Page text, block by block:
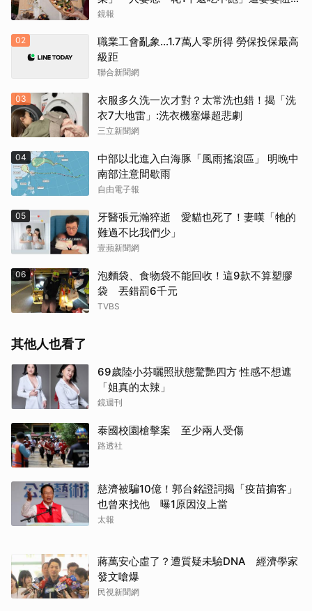
菜
鏡報
02
職業工會亂象…1.7萬人零所得 勞保投保最高
級距
聯合新聞網
03
衣服多久洗一次才對？太常洗也錯！揭「洗
衣7大地雷」:洗衣機塞爆超悲劇
三立新聞網
04
中部以北進入白海豚「風雨搖滾區」 明晚中
南部注意間歇雨
自由電子報
05
牙醫張元瀚猝逝 愛貓也死了！妻嘆「牠的
難過不比我們少」
壹蘋新聞網
06
泡麵袋、食物袋不能回收！這9款不算塑膠
袋 丟錯罰6千元
TVBS
其他人也看了
69歲陸小芬曬照狀態驚艷四方 性感不想遮
「姐真的太辣」
鏡週刊
泰國校園槍擊案 至少兩人受傷
路透社
慈濟被騙10億！郭台銘證詞揭「疫苗掮客」
也曾來找他 曝1原因沒上當
太報
蔣萬安心虛了？遭質疑未驗DNA 經濟學家
發文嗆爆
民視新聞網